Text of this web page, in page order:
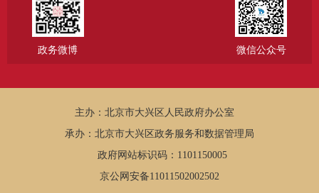
政务微博 微信公众号
主办：北京市大兴区人民政府办公室
承办：北京市大兴区政务服务和数据管理局
政府网站标识码：1101150005
京公网安备11011502002502